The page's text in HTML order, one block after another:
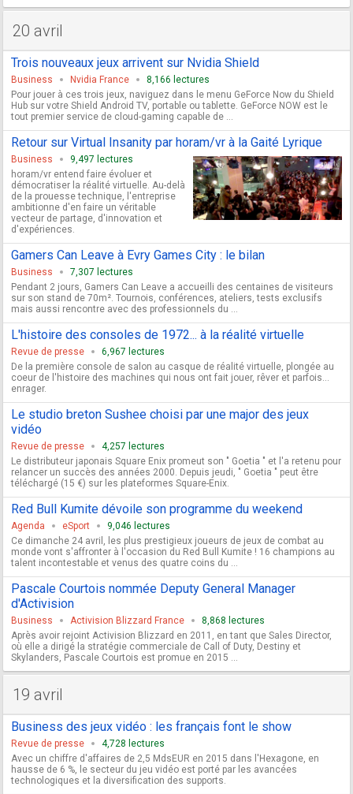
20 avril
Trois nouveaux jeux arrivent sur Nvidia Shield
Business Nvidia France
8,166 lectures
Pour jouer à ces trois jeux, naviguez dans le menu GeForce Now du Shield
Hub sur votre Shield Android TV, portable ou tablette. GeForce NOW est le
tout premier service de cloud-gaming capable de ...
Retour sur Virtual Insanity par horam/vr à la Gaité Lyrique
Business
9,497 lectures
horam/vr entend faire évoluer et
démocratiser la réalité virtuelle. Au-delà
de la prouesse technique, l'entreprise
ambitionne d'en faire un véritable
vecteur de partage, d'innovation et
d'expériences.
Gamers Can Leave à Evry Games City : le bilan
Business
7,307 lectures
Pendant 2 jours, Gamers Can Leave a accueilli des centaines de visiteurs
sur son stand de 70m². Tournois, conférences, ateliers, tests exclusifs
mais aussi rencontre avec des professionnels du ...
L'histoire des consoles de 1972... à la réalité virtuelle
Revue de presse
6,967 lectures
De la première console de salon au casque de réalité virtuelle, plongée au
coeur de l'histoire des machines qui nous ont fait jouer, rêver et parfois...
enrager.
Le studio breton Sushee choisi par une major des jeux
vidéo
Revue de presse
4,257 lectures
Le distributeur japonais Square Enix promeut son " Goetia " et l'a retenu pour
relancer un succès des années 2000. Depuis jeudi, " Goetia " peut être
téléchargé (15 €) sur les plateformes Square-Enix.
Red Bull Kumite dévoile son programme du weekend
Agenda eSport
9,046 lectures
Ce dimanche 24 avril, les plus prestigieux joueurs de jeux de combat au
monde vont s'affronter à l'occasion du Red Bull Kumite ! 16 champions au
talent incontestable et venus des quatre coins du ...
Pascale Courtois nommée Deputy General Manager
d'Activision
Business Activision Blizzard France
8,868 lectures
Après avoir rejoint Activision Blizzard en 2011, en tant que Sales Director,
où elle a dirigé la stratégie commerciale de Call of Duty, Destiny et
Skylanders, Pascale Courtois est promue en 2015 ...
19 avril
Business des jeux vidéo : les français font le show
Revue de presse
4,728 lectures
Avec un chiffre d'affaires de 2,5 MdsEUR en 2015 dans l'Hexagone, en
hausse de 6 %, le secteur du jeu vidéo est porté par les avancées
technologiques et la diversification des supports.